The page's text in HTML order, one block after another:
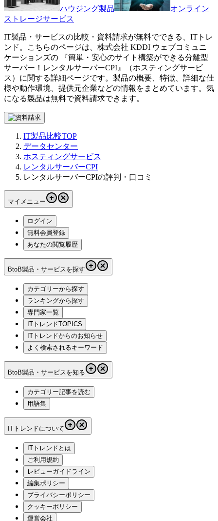
ハウジング製品
オンライン
ストレージサービス
IT製品・サービスの比較・資料請求が無料でできる、ITトレ
ンド。こちらのページは、 株式会社 KDDI ウェブコミュニ
ケーションズの 『簡単・安心のサイト構築ができる分離型
サーバー！ レンタルサーバーCPI 』（ホスティングサービ
ス ）に関する詳細ページです。製品の概要、特徴、詳細な仕
様や動作環境、提供元企業などの情報をまとめています。気
になる製品は無料で資料請求できます。
IT製品比較TOP
データセンター
ホスティングサービス
レンタルサーバーCPI
レンタルサーバーCPIの評判・口コミ
マイメニュー
ログイン
無料会員登録
あなたの閲覧履歴
BtoB製品・サービスを探す
カテゴリーから探す
ランキングから探す
専門家一覧
ITトレンドTOPICS
ITトレンドからのお知らせ
よく検索されるキーワード
BtoB製品・サービスを知る
カテゴリー記事を読む
用語集
ITトレンドについて
ITトレンドとは
ご利用規約
レビューガイドライン
編集ポリシー
プライバシーポリシー
クッキーポリシー
運営会社